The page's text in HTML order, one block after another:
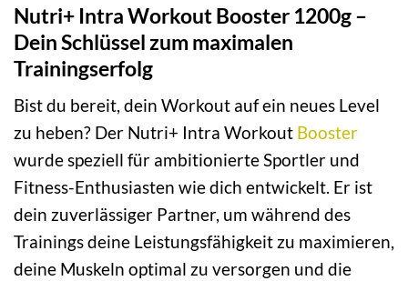
Nutri+ Intra Workout Booster 1200g –
Dein Schlüssel zum maximalen
Trainingserfolg
Bist du bereit, dein Workout auf ein neues Level
zu heben? Der Nutri+ Intra Workout Booster
wurde speziell für ambitionierte Sportler und
Fitness-Enthusiasten wie dich entwickelt. Er ist
dein zuverlässiger Partner, um während des
Trainings deine Leistungsfähigkeit zu maximieren,
deine Muskeln optimal zu versorgen und die